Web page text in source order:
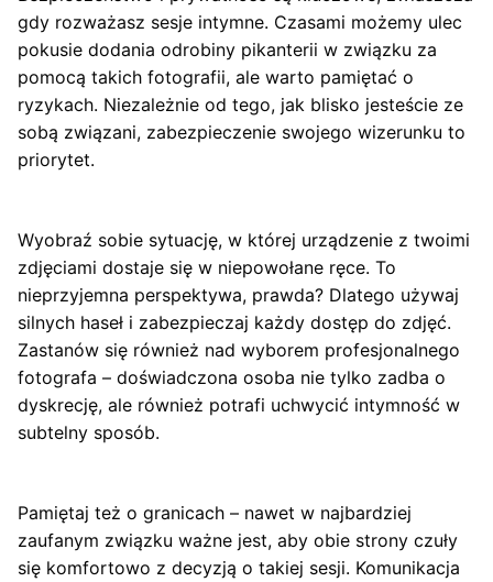
gdy rozważasz sesje intymne. Czasami możemy ulec
pokusie dodania odrobiny pikanterii w związku za
pomocą takich fotografii, ale warto pamiętać o
ryzykach. Niezależnie od tego, jak blisko jesteście ze
sobą związani, zabezpieczenie swojego wizerunku to
priorytet.
Wyobraź sobie sytuację, w której urządzenie z twoimi
zdjęciami dostaje się w niepowołane ręce. To
nieprzyjemna perspektywa, prawda? Dlatego używaj
silnych haseł i zabezpieczaj każdy dostęp do zdjęć.
Zastanów się również nad wyborem profesjonalnego
fotografa – doświadczona osoba nie tylko zadba o
dyskrecję, ale również potrafi uchwycić intymność w
subtelny sposób.
Pamiętaj też o granicach – nawet w najbardziej
zaufanym związku ważne jest, aby obie strony czuły
się komfortowo z decyzją o takiej sesji. Komunikacja